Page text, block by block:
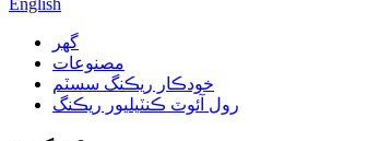
English
گهر
مصنوعات
خودڪار ريڪنگ سسٽم
رول آئوٽ ڪنٽيليور ريڪنگ